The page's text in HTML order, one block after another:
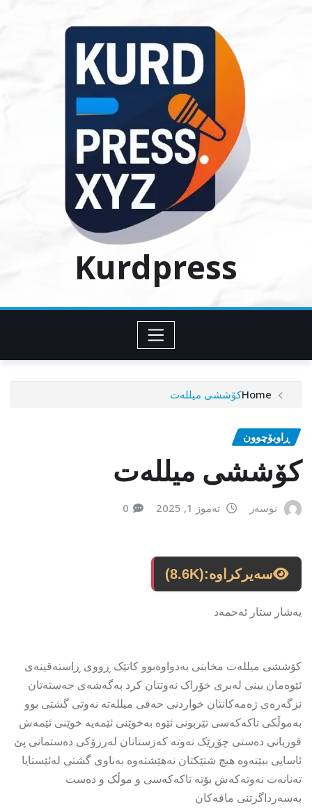
Kurdpress
Homeکۆششی میللەت
ڕاوبۆچوون
کۆششی میللەت
نوسەر تەموز 1, 2025 0
سەیرکراوە:(8.6K)
یەشار ستار ئەحمەد
کۆششی میللەت مخابنی بەدواوەبوو کاتێک ڕووی ڕاستەقینەی
ئێوەمان بینی لەبری خۆراک نەوتتان کرد بەگەشەی جەستەتان
نزگەرەی ژەمەکانتان خواردنی حەقی میللەتە نەوتی گشتی بوو
بەموڵکی تاکەکەسی تێربونی ئێوە بەخوێنی ئێمەیە خوێنی ئێمەش
قوربانی دەستی چۆڕێک نەوتە کەزستانان لەرزۆکی دەستمانی پێ
ئاسایی ببێتەوە هیچ شتێکتان نەهێشتەوە بەناوی گشتی لەئێستایا
تەنانەت نەوتەکەش بۆتە تاکەکەسی و موڵک و دەست
بەسەرداگرتنی مافەکان